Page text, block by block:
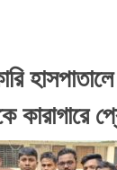
কারাগারে